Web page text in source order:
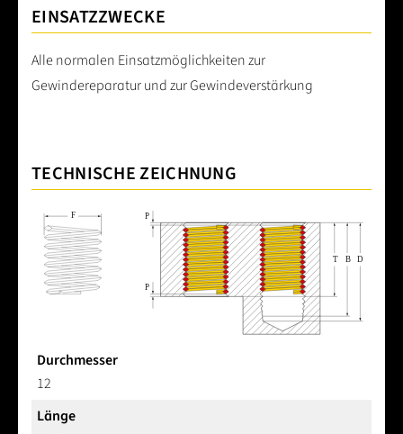
EINSATZZWECKE
Alle normalen Einsatzmöglichkeiten zur
Gewindereparatur und zur Gewindeverstärkung
TECHNISCHE ZEICHNUNG
Durchmesser
12
Länge